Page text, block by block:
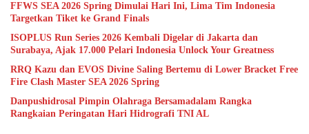
FFWS SEA 2026 Spring Dimulai Hari Ini, Lima Tim Indonesia
Targetkan Tiket ke Grand Finals
ISOPLUS Run Series 2026 Kembali Digelar di Jakarta dan
Surabaya, Ajak 17.000 Pelari Indonesia Unlock Your Greatness
RRQ Kazu dan EVOS Divine Saling Bertemu di Lower Bracket Free
Fire Clash Master SEA 2026 Spring
Danpushidrosal Pimpin Olahraga Bersamadalam Rangka
Rangkaian Peringatan Hari Hidrografi TNI AL